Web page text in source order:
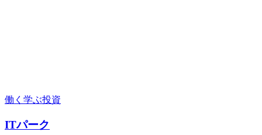
働く 学ぶ投資
ITパーク